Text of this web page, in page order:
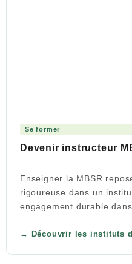
Se former
Devenir instructeur
Enseigner la MBSR
rigoureuse dans un
engagement durable
Découvrir les instituts